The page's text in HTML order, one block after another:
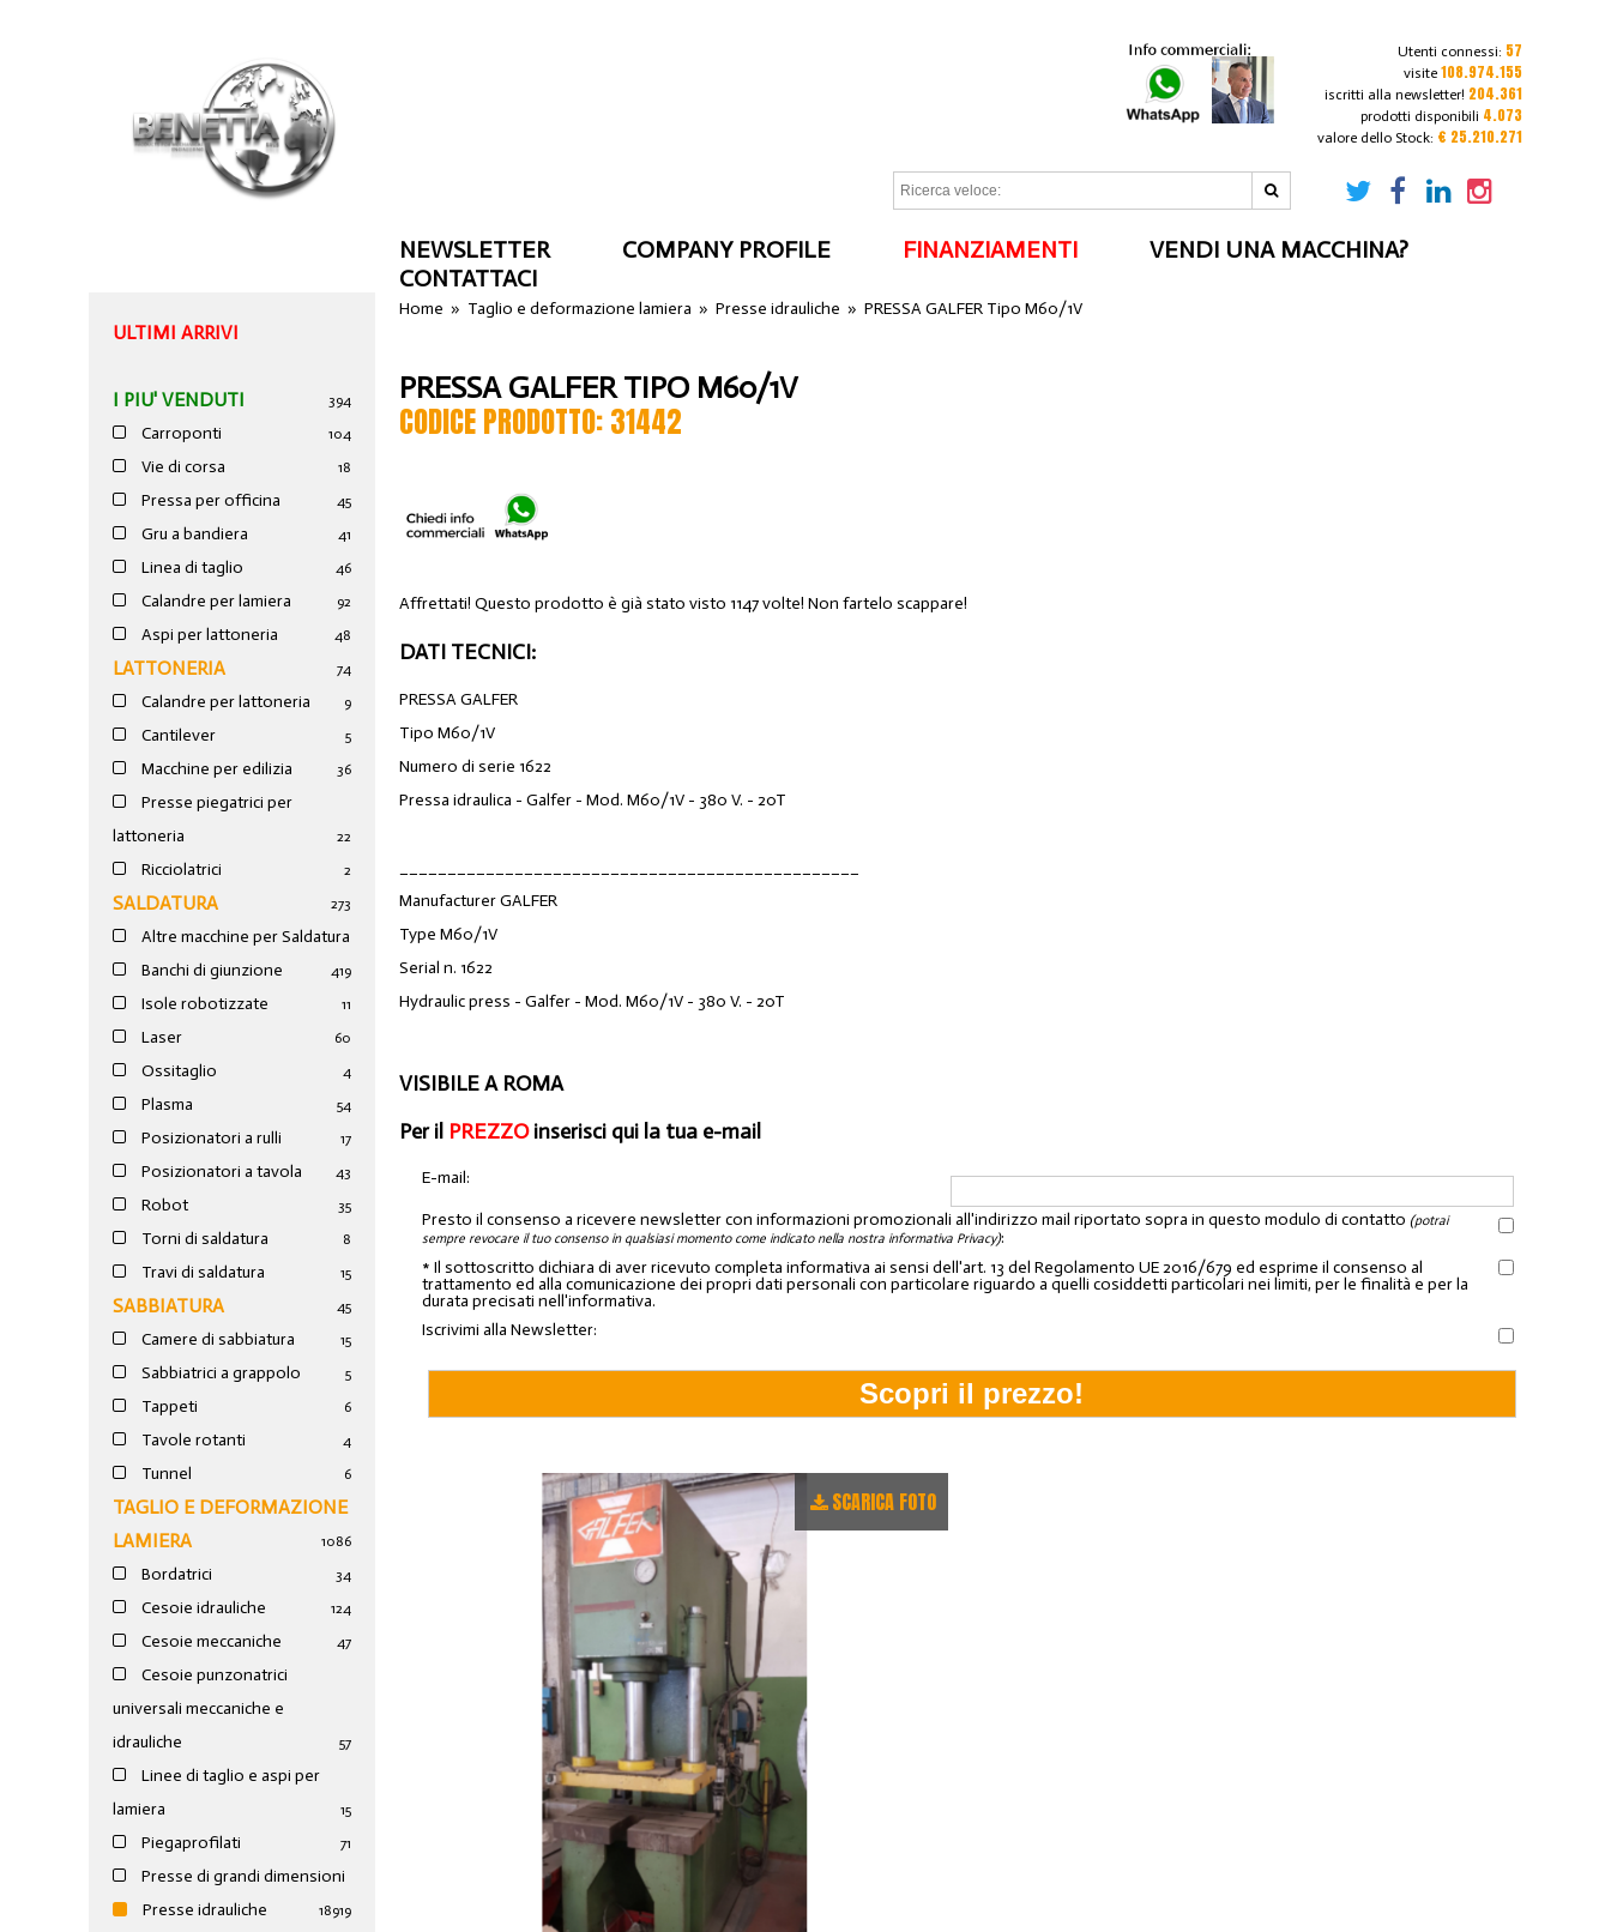
Utenti connessi: 57
visite 108.974.155
iscritti alla newsletter! 204.361
prodotti disponibili 4.073
valore dello Stock: € 25.210.271
NEWSLETTER COMPANY PROFILE FINANZIAMENTI
VENDI UNA MACCHINA?
CONTATTACI
ULTIMI ARRIVI
I PIU' VENDUTI 394
Carroponti 104
Vie di corsa 18
Pressa per officina 45
Gru a bandiera 41
Linea di taglio 46
Calandre per lamiera 92
Aspi per lattoneria 48
LATTONERIA 74
Calandre per lattoneria 9
Cantilever 5
Macchine per edilizia 36
Presse piegatrici per
lattoneria
22
Ricciolatrici 2
SALDATURA 273
Altre macchine per Saldatura
19
Banchi di giunzione 4
Isole robotizzate 11
Laser 60
Ossitaglio 4
Plasma 54
Posizionatori a rulli 17
Posizionatori a tavola 43
Robot 35
Torni di saldatura 8
Travi di saldatura 15
SABBIATURA 45
Camere di sabbiatura 15
Sabbiatrici a grappolo 5
Tappeti 6
Tavole rotanti 4
Tunnel 6
TAGLIO E DEFORMAZIONE
LAMIERA
1086
Bordatrici 34
Cesoie idrauliche 124
Cesoie meccaniche 47
Cesoie punzonatrici
universali meccaniche e
idrauliche
57
Linee di taglio e aspi per
lamiera
15
Piegaprofilati 71
Presse di grandi dimensioni
19
Presse idrauliche 189
Home » Taglio e deformazione lamiera »Presse idrauliche »PRESSA GALFER Tipo M60/1V
PRESSA GALFER TIPO M60/1V
CODICE PRODOTTO: 31442
Affrettati! Questo prodotto è già stato visto 1147 volte! Non fartelo scappare!
DATI TECNICI:
PRESSA GALFER
Tipo M60/1V
Numero di serie 1622
Pressa idraulica - Galfer - Mod. M60/1V - 380 V. - 20T
Manufacturer GALFER
Type M60/1V
Serial n. 1622
Hydraulic press - Galfer - Mod. M60/1V - 380 V. - 20T
VISIBILE A ROMA
Per il PREZZOinserisci qui la tua e-mail
E-mail:
Presto il consenso a ricevere newsletter con informazioni promozionali all'indirizzo mail riportato sopra in questo modulo di contatto (potrai
sempre revocare il tuo consenso in qualsiasi momento come indicato nella nostra informativa Privacy):
* Il sottoscritto dichiara di aver ricevuto completa informativa ai sensi dell'art. 13 del Regolamento UE 2016/679 ed esprime il consenso al
trattamento ed alla comunicazione dei propri dati personali con particolare riguardo a quelli cosiddetti particolari nei limiti, per le finalità e per la
durata precisati nell'informativa.
Iscrivimi alla Newsletter:
SCARICA FOTO